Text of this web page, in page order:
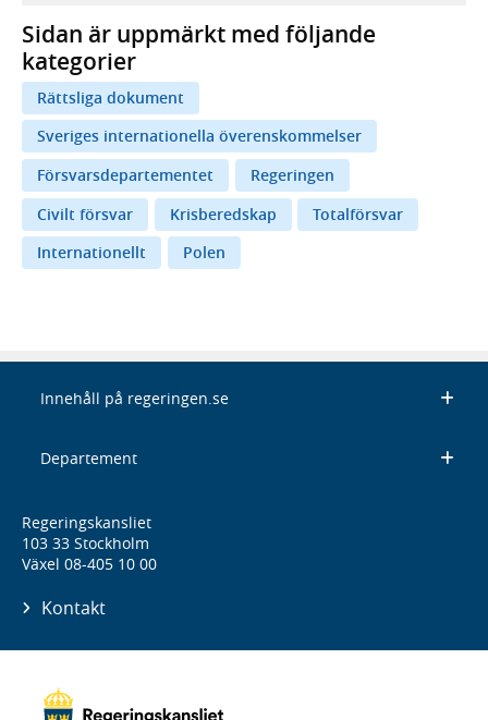
Sidan är uppmärkt med följande
kategorier
Rättsliga dokument
Sveriges internationella överenskommelser
Försvarsdepartementet
Regeringen
Civilt försvar
Krisberedskap
Totalförsvar
Internationellt
Polen
Innehåll på regeringen.se
Departement
Regeringskansliet
103 33 Stockholm
Växel 08-405 10 00
Kontakt